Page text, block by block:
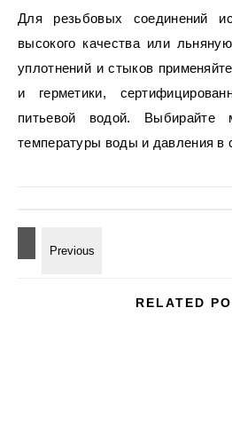
Для резьбовых соединений
высокого качества или
уплотнений и стыков
и герметики,
питьевой водой. Выбирайте
температуры воды и давления в
RELATED